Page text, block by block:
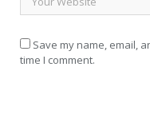
Save my name, email,
time I comment.